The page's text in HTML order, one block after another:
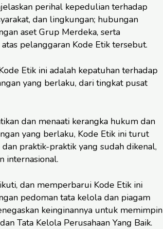
perihal kepedulian terhadap
dan lingkungan; hubungan
aset Grup Merdeka, serta
pelanggaran Kode Etik tersebut.
Etik ini adalah kepatuhan terhadap
yang berlaku, dari tingkat pusat
dan menaati kerangka hukum dan
yang berlaku, Kode Etik ini turut
praktik-praktik yang sudah dikenal,
internasional.
dan memperbarui Kode Etik ini
pedoman tata kelola dan piagam
keinginannya untuk memimpin
Tata Kelola Perusahaan Yang Baik.